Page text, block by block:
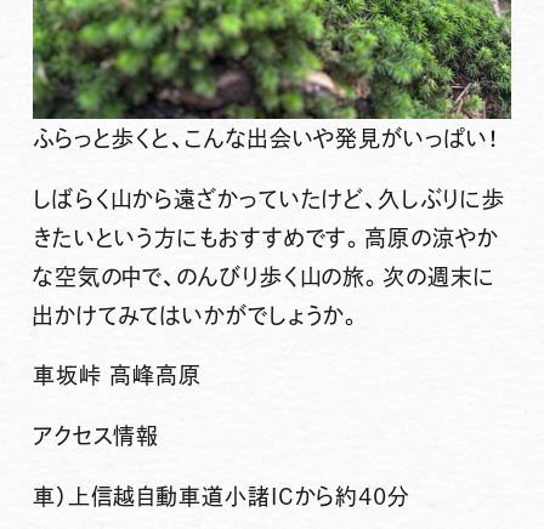
ふらっと歩くと、こんな出会いや発見がいっぱい！
しばらく山から遠ざかっていたけど、久しぶりに歩
きたいという方にもおすすめです。高原の涼やか
な空気の中で、のんびり歩く山の旅。次の週末に
出かけてみてはいかがでしょうか。
車坂峠 高峰高原
アクセス情報
車）上信越自動車道小諸ICから約40分